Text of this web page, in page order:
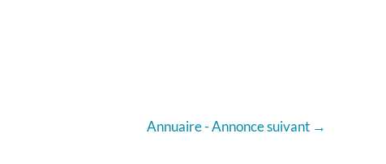
Annuaire - Annonce suivant →